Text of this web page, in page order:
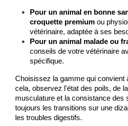
Pour un animal en bonne
croquette premium ou
vétérinaire, adaptée à ses
Pour un animal malade ou
conseils de votre vétérinaire
spécifique.
Choisissez la gamme qui convient
cela, observez l'état des poils, de
musculature et la consistance des
toujours les transitions sur une
les troubles digestifs.